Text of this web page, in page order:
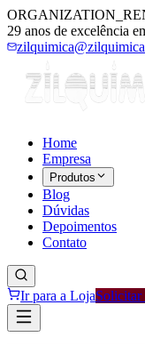
29 anos de excelência
Home
Empresa
Produtos
Blog
Dúvidas
Depoimentos
Contato
Ir para a LojaSolicitar